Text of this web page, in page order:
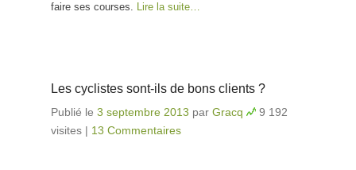
faire ses courses. Lire la suite…
Les cyclistes sont-ils de bons clients ?
Publié le 3 septembre 2013 par Gracq
9 192
visites | 13 Commentaires